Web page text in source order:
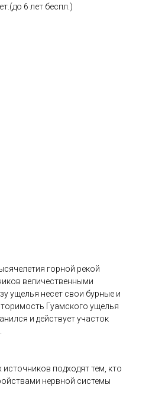
6 лет беспл.)
горной рекой
величественными
ущелья несет свои бурные и
Гуамского ущелья
и действует участок
подходят тем, кто
нервной системы